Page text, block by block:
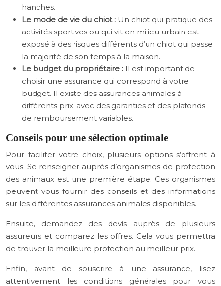
hanches.
Le mode de vie du chiot : Un chiot qui pratique des
activités sportives ou qui vit en milieu urbain est
exposé à des risques différents d’un chiot qui passe
la majorité de son temps à la maison.
Le budget du propriétaire : Il est important de
choisir une assurance qui correspond à votre
budget. Il existe des assurances animales à
différents prix, avec des garanties et des plafonds
de remboursement variables.
Conseils pour une sélection optimale
Pour faciliter votre choix, plusieurs options s’offrent à
vous. Se renseigner auprès d’organismes de protection
des animaux est une première étape. Ces organismes
peuvent vous fournir des conseils et des informations
sur les différentes assurances animales disponibles.
Ensuite, demandez des devis auprès de plusieurs
assureurs et comparez les offres. Cela vous permettra
de trouver la meilleure protection au meilleur prix.
Enfin, avant de souscrire à une assurance, lisez
attentivement les conditions générales pour vous